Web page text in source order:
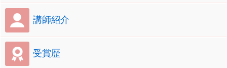
講師紹介
受賞歴